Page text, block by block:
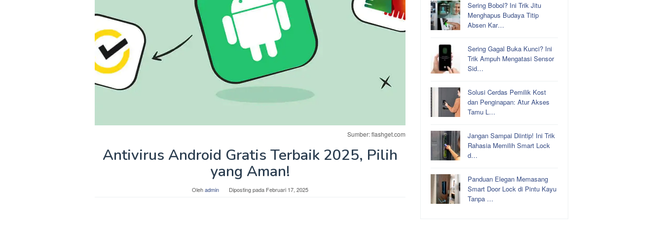
Sumber: flashget.com
Antivirus Android Gratis Terbaik 2025, Pilih
yang Aman!
Olehadmin Diposting pada Februari 17, 2025
Sering Bobol? Ini Trik Jitu
Menghapus Budaya Titip
Absen Kar…
Sering Gagal Buka Kunci? Ini
Trik Ampuh Mengatasi Sensor
Sid…
Solusi Cerdas Pemilik Kost
dan Penginapan: Atur Akses
Tamu L…
Jangan Sampai Diintip! Ini Trik
Rahasia Memilih Smart Lock
d…
Panduan Elegan Memasang
Smart Door Lock di Pintu Kayu
Tanpa …